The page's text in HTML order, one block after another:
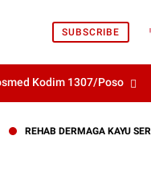
SUBSCRIBE
Kodim 1307/Poso
DERMAGA KAYU